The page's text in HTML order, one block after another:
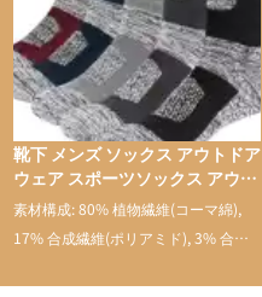
靴下 メンズ ソックス アウトドア
ウェア スポーツソックス アウト
ドアソックス トレッキング スポ
ーツ 登山用 靴下 通気性 吸汗速
乾 抗菌防臭 抗菌 蒸れない メン
素材構成: 80% 植物繊維(コーマ綿),
17% 合成繊維(ポリアミド), 3% 合成